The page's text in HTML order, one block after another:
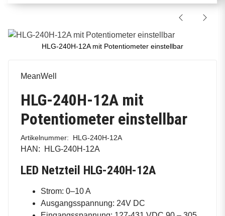
MeanWell
HLG-240H-12A mit
Potentiometer einstellbar
Artikelnummer: HLG-240H-12A
HAN: HLG-240H-12A
LED Netzteil HLG-240H-12A
Strom: 0–10 A
Ausgangsspannung: 24V DC
HLG-240H-12A mit Potentiometer einstellbar